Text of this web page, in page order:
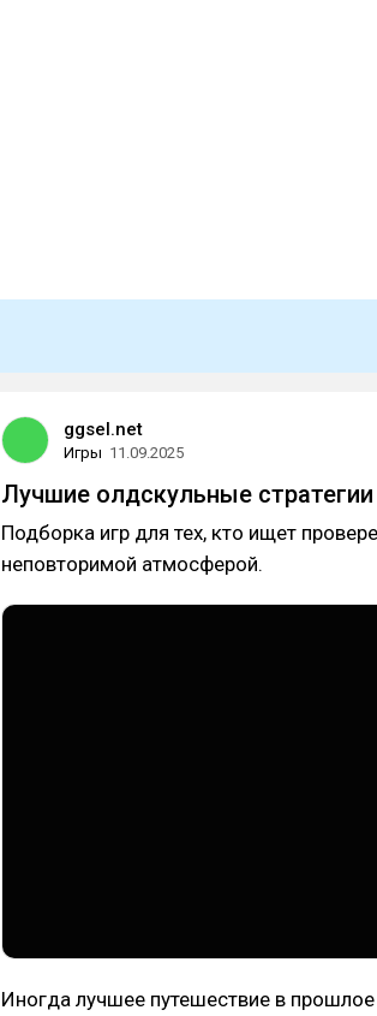
ggsel.net
Игры 11.09.2025
Лучшие олдскульные стратегии
Подборка игр для тех, кто ищет
неповторимой атмосферой.
Иногда лучшее путешествие в